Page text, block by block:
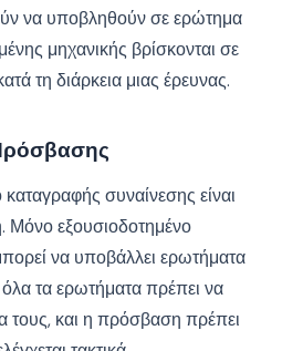
να υποβληθούν σε ερώτημα
μηχανικής βρίσκονται σε
τη διάρκεια μιας έρευνας.
συναίνεσης είναι
Μόνο εξουσιοδοτημένο
να υποβάλλει ερωτήματα
τα ερωτήματα πρέπει να
τους, και η πρόσβαση πρέπει